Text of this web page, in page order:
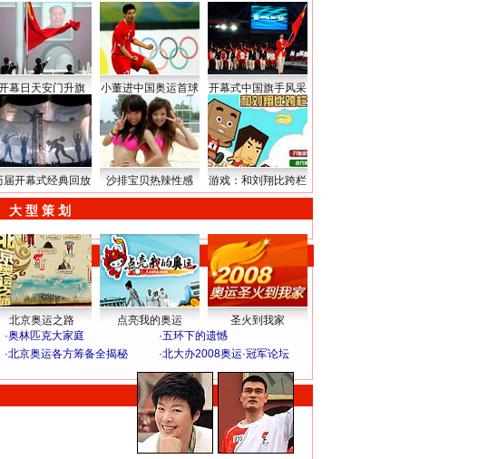
幕日天安门升旗 小董进中国奥运首球 开幕式中国旗手风采
届开幕式经典回放 沙排宝贝热辣性感 游戏：和刘翔比跨栏
大 型 策 划
北京奥运之路 点亮我的奥运
圣火到我家
·奥林匹克大家庭 ·五环下的遗憾
·北京奥运各方筹备全揭秘 ·北大办2008奥运·冠军论坛